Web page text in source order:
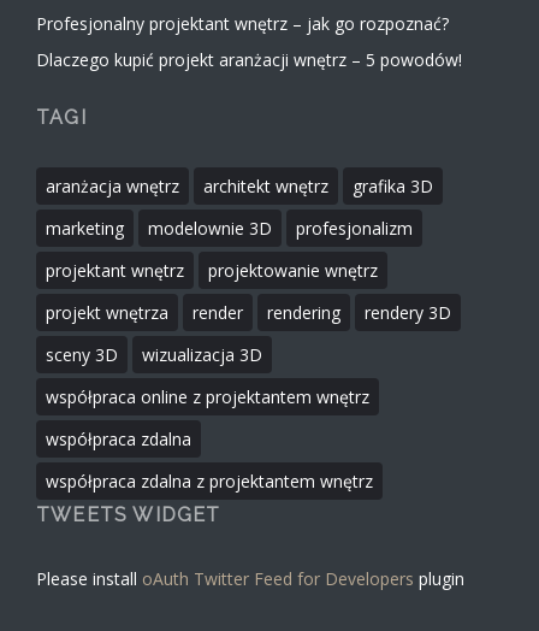
Profesjonalny projektant wnętrz – jak go rozpoznać?
Dlaczego kupić projekt aranżacji wnętrz – 5 powodów!
TAGI
aranżacja wnętrz architekt wnętrz
grafika 3D
marketing
modelownie 3D
profesjonalizm
projektant wnętrz
projektowanie wnętrz
projekt wnętrza
render rendering
rendery 3D
sceny 3D
wizualizacja 3D
współpraca online z projektantem wnętrz
współpraca zdalna
współpraca zdalna z projektantem wnętrz
TWEETS WIDGET
Please install oAuth Twitter Feed for Developers plugin